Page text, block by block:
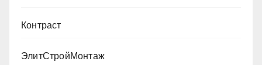
Контраст
ЭлитСтройМонтаж